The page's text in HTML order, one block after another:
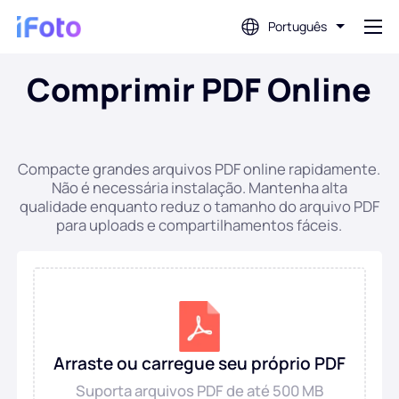
Português
Conecte-se
Removedor de fundo
Criador de fotos de perfil
Criador de fotos para passaporte
Comprimir PDF Online
Compacte grandes arquivos PDF online rapidamente.
Não é necessária instalação. Mantenha alta
qualidade enquanto reduz o tamanho do arquivo PDF
para uploads e compartilhamentos fáceis.
Arraste ou carregue seu próprio PDF
Suporta arquivos PDF de até 500 MB